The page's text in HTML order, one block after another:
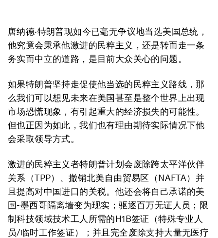
唐纳德·特朗普现如今已毫无争议地当选美国总统，
他究竟会秉承他激进的民粹主义，还是转而走一条
务实而中立的道路，是目前大众关心的问题。
如果特朗普坚持走促使他当选的民粹主义路线，那
么我们可以想见未来在美国甚至是整个世界上出现
市场恐慌现象，有引起重大的经济损失的可能性。
但也正因为如此，我们也有理由期待实际情况下他
会采取领导方式。
激进的民粹主义者特朗普计划会废除跨太平洋伙伴
关系（TPP）、撤销北美自由贸易区（NAFTA）并
且提高对中国进口的关税。他还会将自己承诺的美
国-墨西哥隔离墙变为现实；驱逐百万无证人员；限
制科技领域技术工人所需的H1B签证（特殊专业人
员/临时工作签证）；并且完全废除支持大量无医疗